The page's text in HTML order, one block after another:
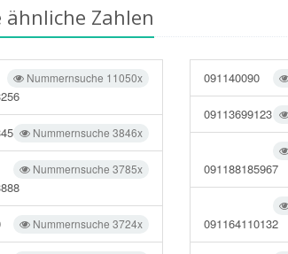
ähnliche Zahlen
Nummernsuche 11050x
Nummernsuche 3846x
Nummernsuche 3785x
Nummernsuche 3724x
091140090
09113699123
091188185967
091164110132